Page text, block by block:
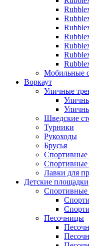
Мобильные
Воркаут
Уличные
Шведские
Турники
Рукоходы
Брусья
Спортивные
Лавки для
Детские площадки
Спортивные
Песочницы